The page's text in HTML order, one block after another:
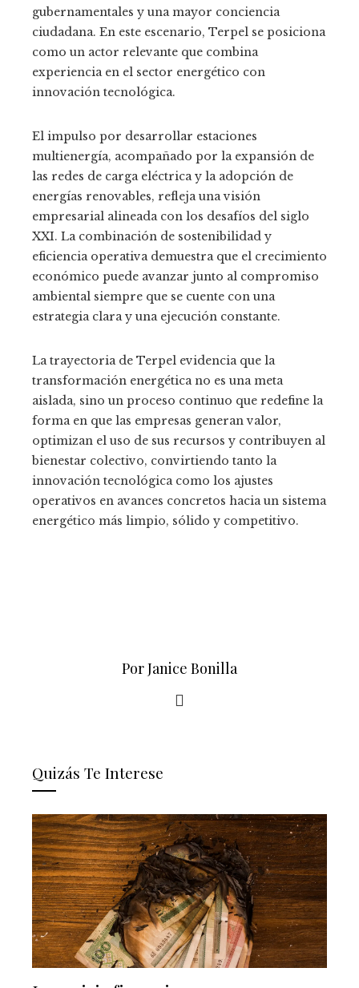
gubernamentales y una mayor conciencia
ciudadana. En este escenario, Terpel se posiciona
como un actor relevante que combina
experiencia en el sector energético con
innovación tecnológica.
El impulso por desarrollar estaciones
multienergía, acompañado por la expansión de
las redes de carga eléctrica y la adopción de
energías renovables, refleja una visión
empresarial alineada con los desafíos del siglo
XXI. La combinación de sostenibilidad y
eficiencia operativa demuestra que el crecimiento
económico puede avanzar junto al compromiso
ambiental siempre que se cuente con una
estrategia clara y una ejecución constante.
La trayectoria de Terpel evidencia que la
transformación energética no es una meta
aislada, sino un proceso continuo que redefine la
forma en que las empresas generan valor,
optimizan el uso de sus recursos y contribuyen al
bienestar colectivo, convirtiendo tanto la
innovación tecnológica como los ajustes
operativos en avances concretos hacia un sistema
energético más limpio, sólido y competitivo.
Por Janice Bonilla
Quizás Te Interese